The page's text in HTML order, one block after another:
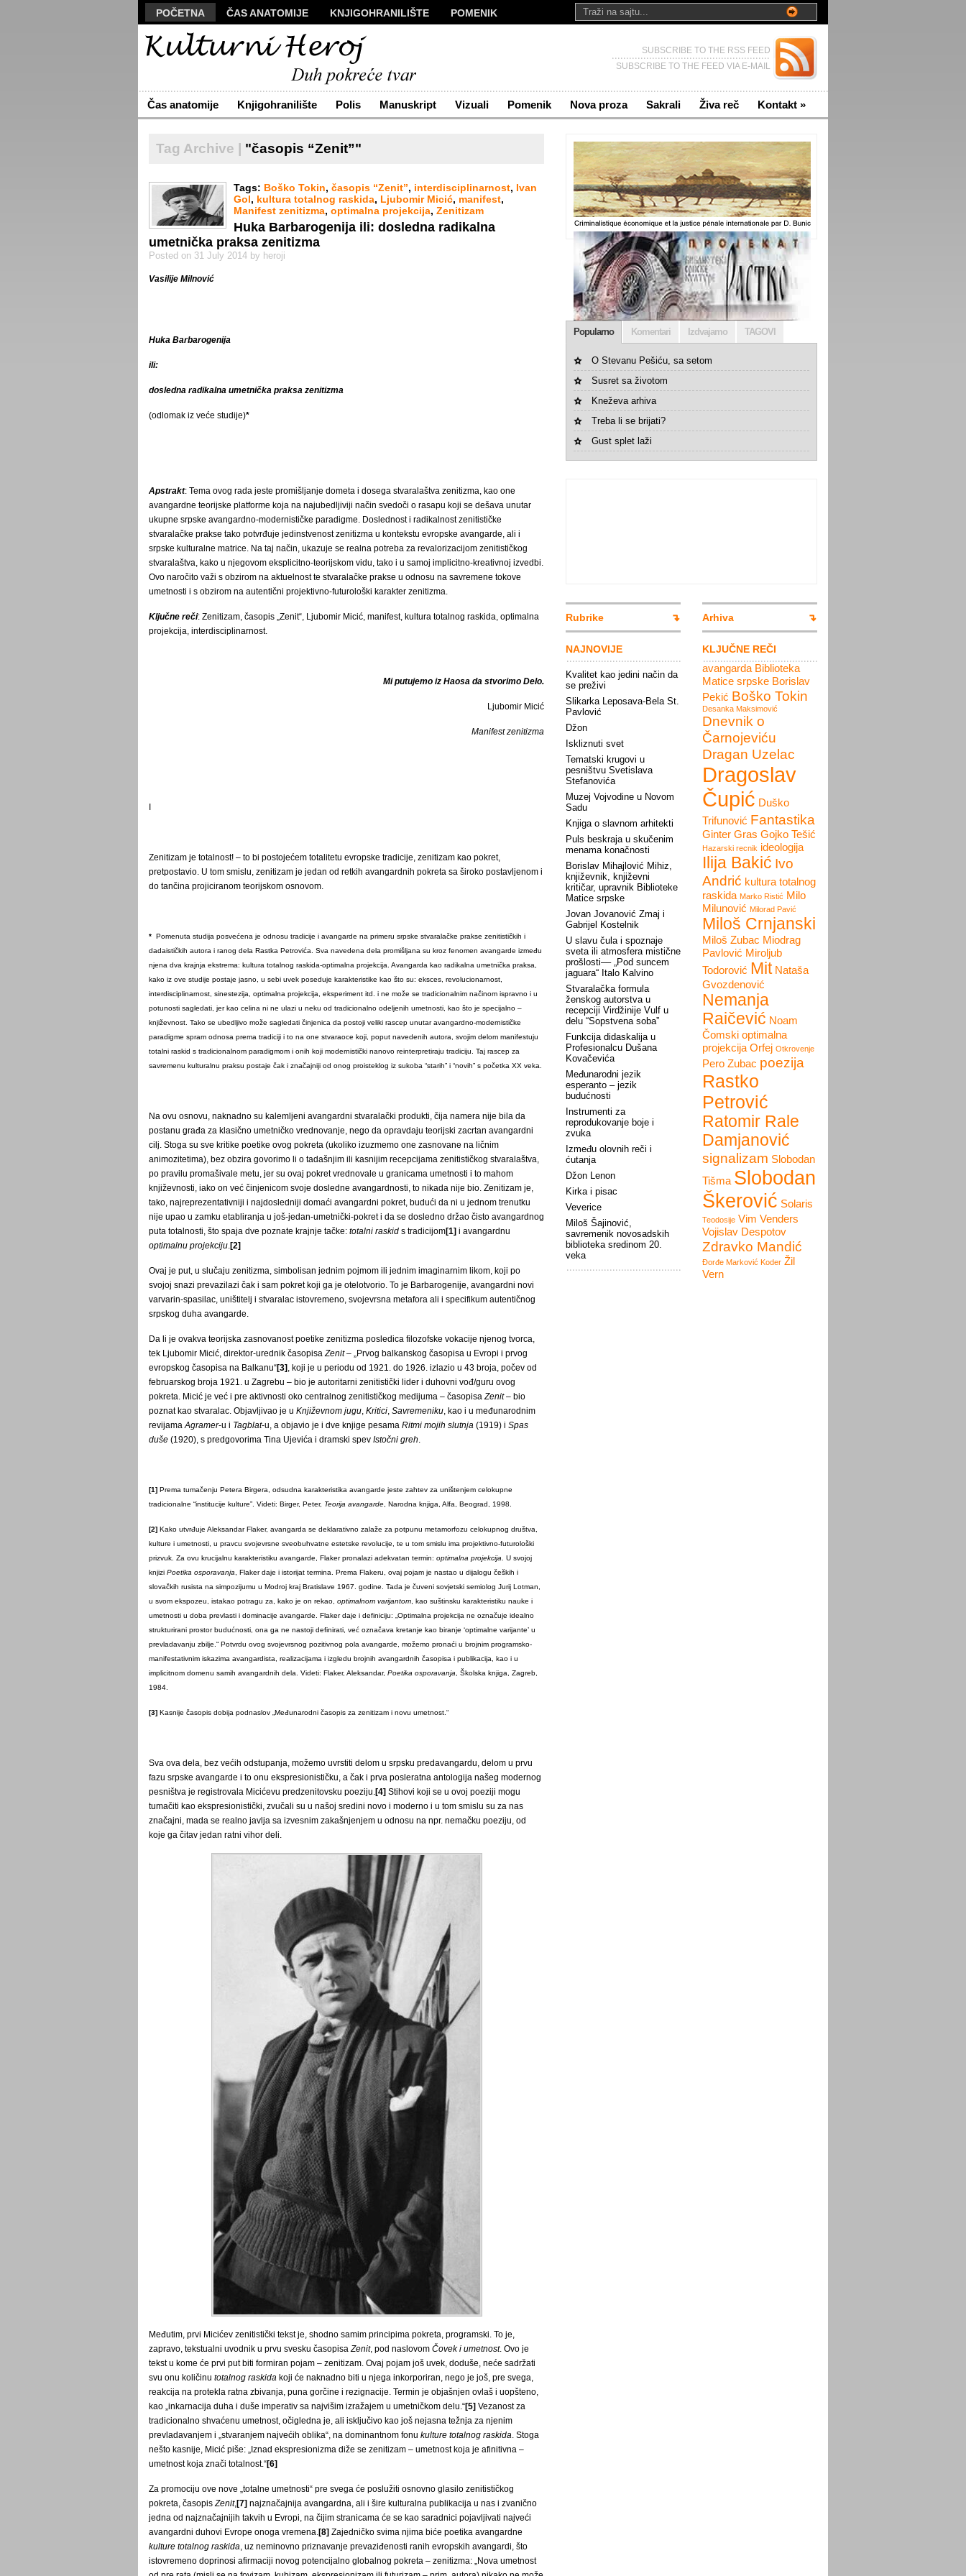
POČETNA ČAS ANATOMIJE KNJIGOHRANILIŠTE
POMENIK
MANUSKRIPT
VIZUALI
ARHIVA
O NAMA ŽIVA REČ KONTAKT
SUBSCRIBE TO THE RSS FEED
SUBSCRIBE TO THE FEED VIA E-MAIL
Čas anatomije Knjigohranilište Polis Manuskript Vizuali Pomenik Nova proza Sakrali Živa reč Kontakt »
Tag Archive | "časopis “Zenit”"
Tags: Boško Tokin, časopis “Zenit”, interdisciplinarnost, Ivan
Gol, kultura totalnog raskida, Ljubomir Micić, manifest,
Manifest zenitizma, optimalna projekcija, Zenitizam
Huka Barbarogenija ili: dosledna radikalna
umetnička praksa zenitizma
Posted on 31 July 2014 by heroji
Vasilije Milnović
Huka Barbarogenija
ili:
dosledna radikalna umetnička praksa zenitizma
(odlomak iz veće studije)*
Apstrakt: Tema ovog rada jeste promišljanje dometa i dosega stvaralaštva zenitizma, kao one
avangardne teorijske platforme koja na najubedljiviji način svedoči o rasapu koji se dešava unutar
ukupne srpske avangardno-modernističke paradigme. Doslednost i radikalnost zenitističke
stvaralačke prakse tako potvrđuje jedinstvenost zenitizma u kontekstu evropske avangarde, ali i
srpske kulturalne matrice. Na taj način, ukazuje se realna potreba za revalorizacijom zenitističkog
stvaralaštva, kako u njegovom eksplicitno-teorijskom vidu, tako i u samoj implicitno-kreativnoj izvedbi.
Ovo naročito važi s obzirom na aktuelnost te stvaralačke prakse u odnosu na savremene tokove
umetnosti i s obzirom na autentični projektivno-futurološki karakter zenitizma.
Ključne reči: Zenitizam, časopis „Zenit“, Ljubomir Micić, manifest, kultura totalnog raskida, optimalna
projekcija, interdisciplinarnost.
Mi putujemo iz Haosa da stvorimo Delo.
Ljubomir Micić
Manifest zenitizma
Zenitizam je totalnost! – to bi postojećem totalitetu evropske tradicije, zenitizam kao pokret,
pretpostavio. U tom smislu, zenitizam je jedan od retkih avangardnih pokreta sa široko postavljenom i
do tančina projiciranom teorijskom osnovom.
* Pomenuta studija posvećena je odnosu tradicije i avangarde na primeru srpske stvaralačke prakse zenitističkih i
dadaističkih autora i ranog dela Rastka Petrovića. Sva navedena dela promišljana su kroz fenomen avangarde između
njena dva krajnja ekstrema: kultura totalnog raskida-optimalna projekcija. Avangarda kao radikalna umetnička praksa,
kako iz ove studije postaje jasno, u sebi uvek poseduje karakteristike kao što su: eksces, revolucionarnost,
interdisciplinarnost, sinestezija, optimalna projekcija, eksperiment itd. i ne može se tradicionalnim načinom ispravno i u
potunosti sagledati, jer kao celina ni ne ulazi u neku od tradicionalno odeljenih umetnosti, kao što je specijalno –
književnost. Tako se ubedljivo može sagledati činjenica da postoji veliki rascep unutar avangardno-modernističke
paradigme spram odnosa prema tradiciji i to na one stvaraoce koji, poput navedenih autora, svojim delom manifestuju
totalni raskid s tradicionalnom paradigmom i onih koji modernistički nanovo reinterpretiraju tradiciju. Taj rascep za
savremenu kulturalnu praksu postaje čak i značajniji od onog proisteklog iz sukoba “starih” i “novih” s početka XX veka.
Na ovu osnovu, naknadno su kalemljeni avangardni stvaralački produkti, čija namera nije bila da
postanu građa za klasično umetničko vrednovanje, nego da opravdaju teorijski zacrtan avangardni
cilj. Stoga su sve kritike poetike ovog pokreta (ukoliko izuzmemo one zasnovane na ličnim
animozitetima), bez obzira govorimo li o tadašnjim ili kasnijim recepcijama zenitističkog stvaralaštva,
po pravilu promašivale metu, jer su ovaj pokret vrednovale u granicama umetnosti i to mahom
književnosti, iako on već činjenicom svoje dosledne avangardnosti, to nikada nije bio. Zenitizam je,
tako, najreprezentativniji i najdosledniji domaći avangardni pokret, budući da ni u jednom trenutku
nije upao u zamku etabliranja u još-jedan-umetnički-pokret i da se dosledno držao čisto avangardnog
puta totalnosti, što spaja dve poznate krajnje tačke: totalni raskid s tradicijom[1] i avangardnu
optimalnu projekciju.[2]
Ovaj je put, u slučaju zenitizma, simbolisan jednim pojmom ili jednim imaginarnim likom, koji po
svojoj snazi prevazilazi čak i sam pokret koji ga je otelotvorio. To je Barbarogenije, avangardni novi
varvarin-spasilac, uništitelj i stvaralac istovremeno, svojevrsna metafora ali i specifikum autentičnog
srpskog duha avangarde.
Da li je ovakva teorijska zasnovanost poetike zenitizma posledica filozofske vokacije njenog tvorca,
tek Ljubomir Micić, direktor-urednik časopisaZenit– „Prvog balkanskog časopisa u Evropi i prvog
evropskog časopisa na Balkanu“[3] , koji je u periodu od 1921. do 1926. izlazio u 43 broja, počev od
februarskog broja 1921. u Zagrebu – bio je autoritarni zenitistički lider i duhovni vođ/guru ovog
pokreta. Micić je već i pre aktivnosti oko centralnog zenitističkog medijuma – časopisaZenit– bio
poznat kao stvaralac. Objavljivao je u Književnom jugu, Kritici, Savremeniku, kao i u međunarodnim
revijamaAgramer-u i Tagblat-u, a objavio je i dve knjige pesama Ritmi mojih slutnja (1919) i Spas
duše (1920), s predgovorima Tina Ujevića i dramski spev Istočni greh.
[1] Prema tumačenju Petera Birgera, odsudna karakteristika avangarde jeste zahtev za uništenjem celokupne
tradicionalne “institucije kulture”. Videti: Birger, Peter, Teorija avangarde , Narodna knjiga, Alfa, Beograd, 1998.
[2] Kako utvrđuje Aleksandar Flaker, avangarda se deklarativno zalaže za potpunu metamorfozu celokupnog društva,
kulture i umetnosti, u pravcu svojevrsne sveobuhvatne estetske revolucije, te u tom smislu ima projektivno-futurološki
prizvuk. Za ovu krucijalnu karakteristiku avangarde, Flaker pronalazi adekvatan termin: optimalna projekcija . U svojoj
knjizi Poetika osporavanja , Flaker daje i istorijat termina. Prema Flakeru, ovaj pojam je nastao u dijalogu čeških i
slovačkih rusista na simpozijumu u Modroj kraj Bratislave 1967. godine. Tada je čuveni sovjetski semiolog Jurij Lotman,
u svom ekspozeu, istakao potragu za, kako je on rekao, optimalnom varijantom , kao suštinsku karakteristiku nauke i
umetnosti u doba prevlasti i dominacije avangarde. Flaker daje i definiciju: „Optimalna projekcija ne označuje idealno
strukturirani prostor budućnosti, ona ga ne nastoji definirati, već označava kretanje kao biranje ‘optimalne varijante’ u
prevladavanju zbilje.“ Potvrdu ovog svojevrsnog pozitivnog pola avangarde, možemo pronaći u brojnim programsko-
manifestativnim iskazima avangardista, realizacijama i izgledu brojnih avangardnih časopisa i publikacija, kao i u
implicitnom domenu samih avangardnih dela. Videti: Flaker, Aleksandar, Poetika osporavanja , Školska knjiga, Zagreb,
1984.
[3] Kasnije časopis dobija podnaslov „Međunarodni časopis za zenitizam i novu umetnost.“
Sva ova dela, bez većih odstupanja, možemo uvrstiti delom u srpsku predavangardu, delom u prvu
fazu srpske avangarde i to onu ekspresionističku, a čak i prva posleratna antologija našeg modernog
pesništva je registrovala Micićevu predzenitovsku poeziju.[4] Stihovi koji se u ovoj poeziji mogu
tumačiti kao ekspresionistički, zvučali su u našoj sredini novo i moderno i u tom smislu su za nas
značajni, mada se realno javlja sa izvesnim zakašnjenjem u odnosu na npr. nemačku poeziju, od
koje ga čitav jedan ratni vihor deli.
Međutim, prvi Micićev zenitistički tekst je, shodno samim principima pokreta, programski. To je,
zapravo, tekstualni uvodnik u prvu svesku časopisaZenit, pod naslovom Čovek i umetnost. Ovo je
tekst u kome će prvi put biti formiran pojam – zenitizam. Ovaj pojam još uvek, doduše, neće sadržati
svu onu količinu totalnog raskida koji će naknadno biti u njega inkorporiran, nego je još, pre svega,
reakcija na protekla ratna zbivanja, puna gorčine i rezignacije. Termin je objašnjen ovlaš i uopšteno,
kao „inkarnacija duha i duše imperativ sa najvišim izražajem u umetničkom delu.“[5] Vezanost za
tradicionalno shvaćenu umetnost, očigledna je, ali isključivo kao još nejasna težnja za njenim
prevladavanjem i „stvaranjem najvećih oblika“, na dominantnom fonu kulture totalnog raskida. Stoga
nešto kasnije, Micić piše: „Iznad ekspresionizma diže se zenitizam – umetnost koja je afinitivna –
umetnost koja znači totalnost.“[6]
Za promociju ove nove „totalne umetnosti“ pre svega će poslužiti osnovno glasilo zenitističkog
pokreta, časopisZenit,[7] najznačajnija avangardna, ali i šire kulturalna publikacija u nas i zvanično
jedna od najznačajnijih takvih u Evropi, na čijim stranicama će se kao saradnici pojavljivati najveći
avangardni duhovi Evrope onoga vremena.[8] Zajedničko svima njima biće poetika avangardne
kulture totalnog raskida, uz neminovno priznavanje prevaziđenosti ranih evropskih avangardi, što
istovremeno doprinosi afirmaciji novog potencijalno globalnog pokreta – zenitizma: „Nova umetnost
Popularno Komentari Izdvajamo TAGOVI
O Stevanu Pešiću, sa setom
Susret sa životom
Kneževa arhiva
Treba li se brijati?
Gust splet laži
Rubrike
NAJNOVIJE
Kvalitet kao jedini način da
se preživi
Slikarka Leposava-Bela St.
Pavlović
Džon
Iskliznuti svet
Tematski krugovi u
pesništvu Svetislava
Stefanovića
Muzej Vojvodine u Novom
Sadu
Knjiga o slavnom arhitekti
Puls beskraja u skučenim
menama konačnosti
Borislav Mihajlović Mihiz,
književnik, književni
kritičar, upravnik Biblioteke
Matice srpske
Jovan Jovanović Zmaj i
Gabrijel Kostelnik
U slavu čula i spoznaje
sveta ili atmosfera mistične
prošlosti–– „Pod suncem
jaguara“ Italo Kalvino
Stvaralačka formula
ženskog autorstva u
recepciji Virdžinije Vulf u
delu “Sopstvena soba”
Funkcija didaskalija u
Profesionalcu Dušana
Kovačevića
Međunarodni jezik
esperanto – jezik
budućnosti
Instrumenti za
reprodukovanje boje i
zvuka
Između olovnih reči i
ćutanja
Džon Lenon
Kirka i pisac
Veverice
Miloš Šajinović,
savremenik novosadskih
biblioteka sredinom 20.
veka
Arhiva
KLJUČNE REČI
avangarda Biblioteka
Matice srpske Borislav
Pekić Boško Tokin
Desanka Maksimović
Dnevnik o
Čarnojeviću
Dragan Uzelac
Dragoslav
Čupić Duško
Trifunović Fantastika
Ginter Gras Gojko Tešić
Hazarski recnik ideologija
Ilija Bakić Ivo
Andrić kultura totalnog
raskida Marko Ristić Milo
Milunović Milorad Pavić
Miloš Crnjanski
Miloš Zubac Miodrag
Pavlović Miroljub
Todorović Mit Nataša
Gvozdenović
Nemanja
Raičević Noam
Čomski optimalna
projekcija Orfej Otkrovenje
Pero Zubac poezija
Rastko
Petrović
Ratomir Rale
Damjanović
signalizam Slobodan
Tišma Slobodan
Škerović Solaris
Teodosije Vim Venders
Vojislav Despotov
Zdravko Mandić
Đorđe Marković Koder Žil
Vern